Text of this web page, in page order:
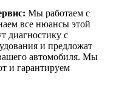
Мы работаем с
все нюансы этой
диагностику с
и предложат
автомобиля. Мы
и гарантируем